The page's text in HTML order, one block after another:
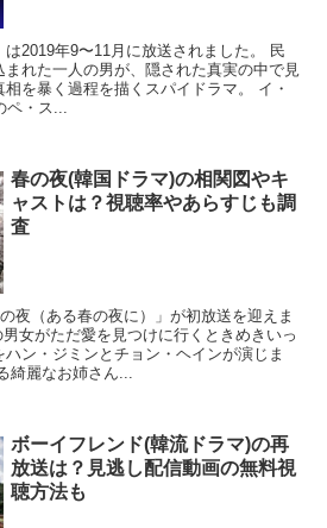
2019年9〜11月に放送されました。 民
れた一人の男が、隠された真実の中で見
を暴く過程を描くスパイドラマ。 イ・
ペ・ス...
春の夜(韓国ドラマ)の相関図やキ
ャストは？視聴率やあらすじも調
査
夜（ある春の夜に）」が初放送を迎えま
女がただ愛を見つけに行くときめきいっ
ン・ジミンとチョン・ヘインが演じま
綺麗なお姉さん...
ボーイフレンド(韓流ドラマ)の再
放送は？見逃し配信動画の無料視
聴方法も